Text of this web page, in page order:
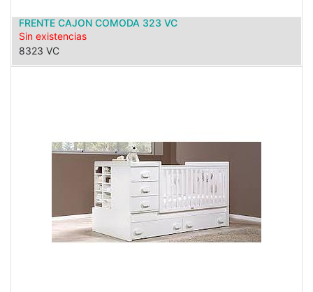
FRENTE CAJON COMODA 323 VC
Sin existencias
8323 VC